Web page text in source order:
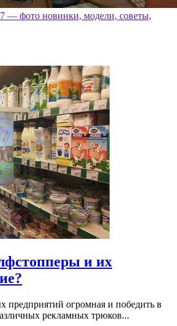
— фото новинки, модели, советы,
и их
предприятий огромная и победить в
рекламных трюков...